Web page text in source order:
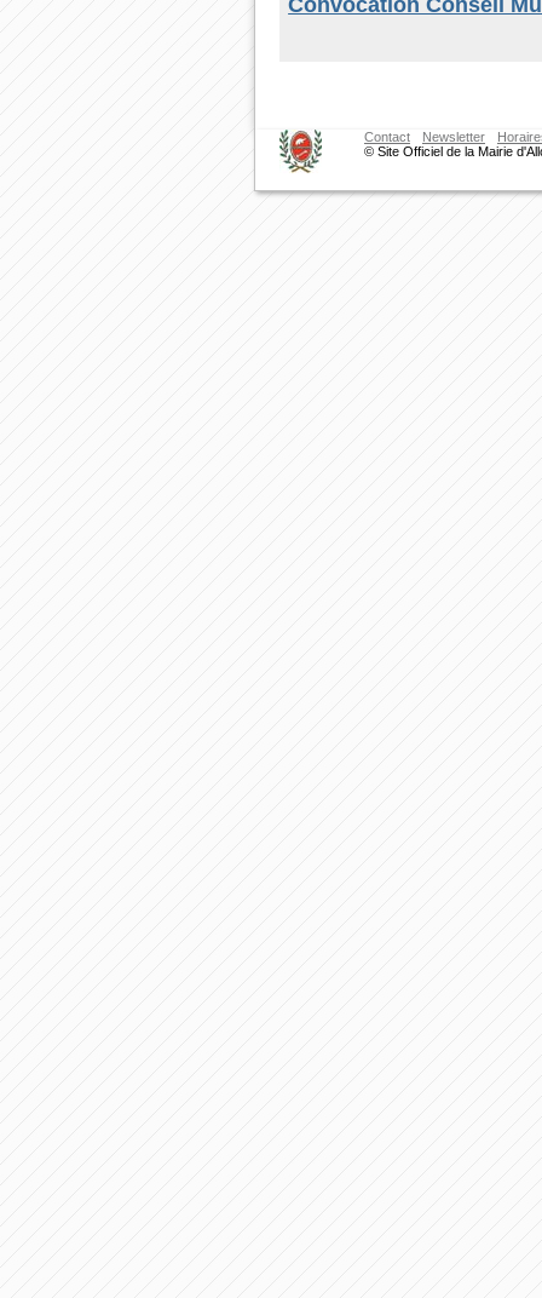
Convocation Conseil
Contact Newsletter
© Site Officiel de la Mairie